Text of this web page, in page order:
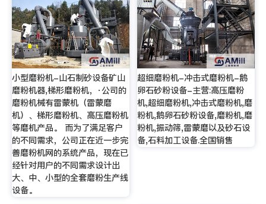
小型磨粉机-山石制砂设备矿山
磨粉机器,梯形磨粉机，·公司的
磨粉机械有雷蒙机（雷蒙磨
机）、梯形磨粉机、高压磨粉机
等磨机产品。 而为了满足客户
的不同需求，公司正在近一步完
善磨粉机网的系统产品，现在已
经针对用户的不同需求设计出
大、中、小型的全套磨粉生产线
设备。
超细磨粉机-冲击式磨粉机-鹅
卵石砂粉设备-主营:高压磨粉
机,超细磨粉机,冲击式磨粉机,磨
粉机,鹅卵石砂粉设备,磨粉机,磨
粉机,振动筛,雷蒙磨以及砂石设
备,石料加工设备.全国销售